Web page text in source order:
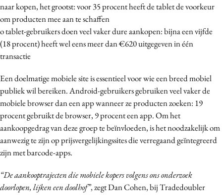
naar kopen, het grootst: voor 35 procent heeft de tablet de voorkeur
om producten mee aan te schaffen
o tablet-gebruikers doen veel vaker dure aankopen: bijna een vijfde
(18 procent) heeft wel eens meer dan €620 uitgegeven in één
transactie
Een doelmatige mobiele site is essentieel voor wie een breed mobiel
publiek wil bereiken. Android-gebruikers gebruiken veel vaker de
mobiele browser dan een app wanneer ze producten zoeken: 19
procent gebruikt de browser, 9 procent een app. Om het
aankoopgedrag van deze groep te beïnvloeden, is het noodzakelijk om
aanwezig te zijn op prijsvergelijkingssites die verregaand geïntegreerd
zijn met barcode-apps.
“De aankooptrajecten die mobiele kopers volgens ons onderzoek
doorlopen, lijken een doolhof”, zegt Dan Cohen, bij Tradedoubler